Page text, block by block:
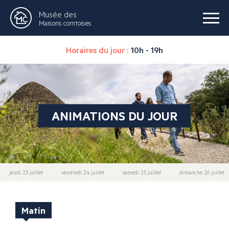
Musée des
Maisons comtoises
Horaires du jour : 10h - 19h
ANIMATIONS DU JOUR
jeudi 23 juillet vendredi 24 juillet samedi 25 juillet dimanche 26 juillet
Matin